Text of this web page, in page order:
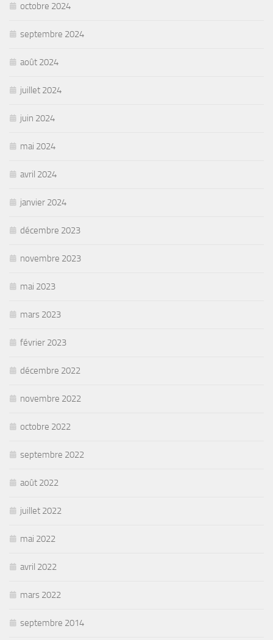
octobre 2024
septembre 2024
août 2024
juillet 2024
juin 2024
mai 2024
avril 2024
janvier 2024
décembre 2023
novembre 2023
mai 2023
mars 2023
février 2023
décembre 2022
novembre 2022
octobre 2022
septembre 2022
août 2022
juillet 2022
mai 2022
avril 2022
mars 2022
septembre 2014